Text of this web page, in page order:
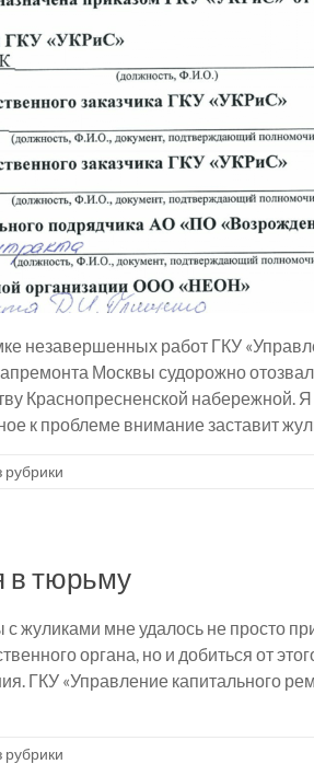
незавершенных работ ГКУ
Москвы судорожно
Краснопресненской набережной.
к проблеме внимание заставит
рубрики
в тюрьму
жуликами мне удалось не просто
органа, но и добиться от
ГКУ «Управление капитального
рубрики